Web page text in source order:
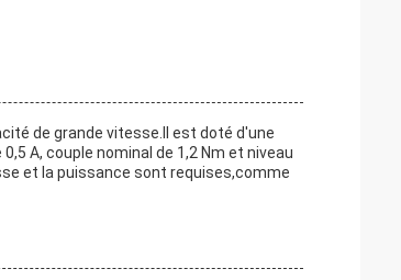
de grande vitesse.Il est doté d'une
A, couple nominal de 1,2 Nm et niveau
et la puissance sont requises,comme